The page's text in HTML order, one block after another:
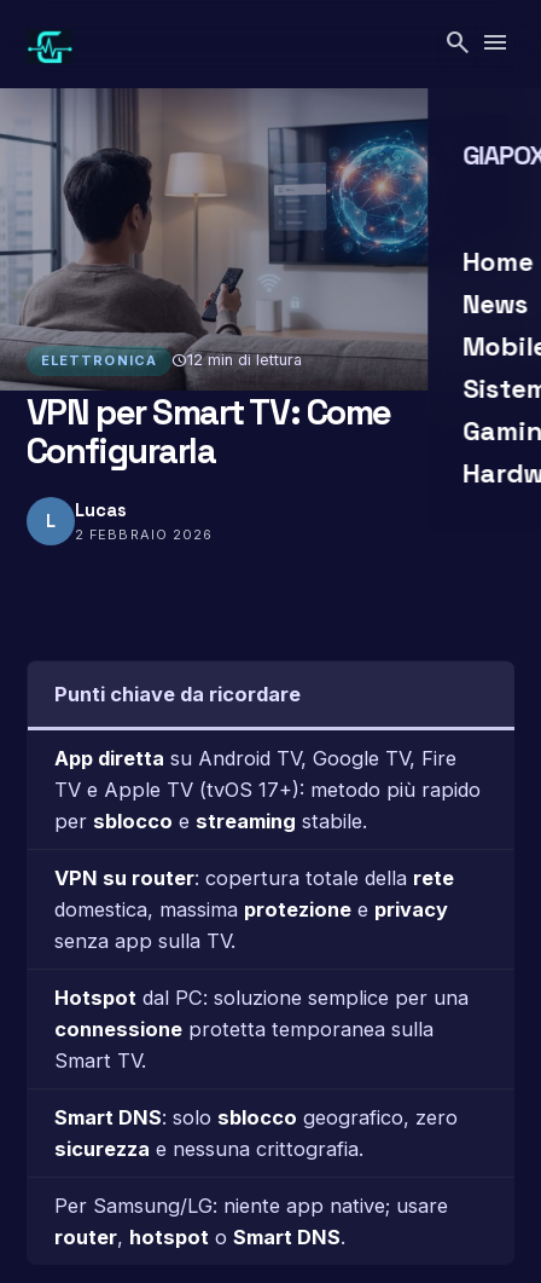
contenuto
search menu
Home
News
search close
ELETTRONICA schedule12 min di lettura
VPN per Smart TV: Come
Configurarla
L Lucas
2 FEBBRAIO 2026
Punti chiave da ricordare
App diretta su Android TV, Google TV, Fire
TV e Apple TV (tvOS 17+): metodo più rapido
per sblocco e streaming stabile.
VPN su router: copertura totale della rete
domestica, massima protezionee privacy
senza app sulla TV.
Hotspot dal PC: soluzione semplice per una
connessioneprotetta temporanea sulla
Smart TV.
Smart DNS: solo sblocco geografico, zero
sicurezza e nessuna crittografia.
Per Samsung/LG: niente app native; usare
router, hotspot o Smart DNS.